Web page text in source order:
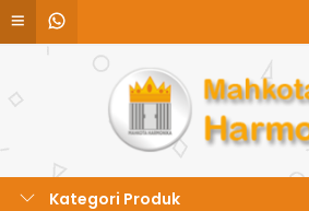
Kategori Produk